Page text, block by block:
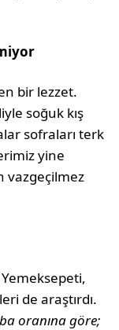
bir lezzet.
soğuk kış
sofraları terk
yine
vazgeçilmez
de araştırdı.
oranına göre;